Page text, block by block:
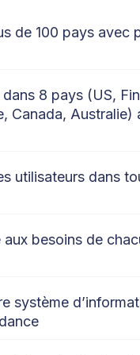
de 100 pays avec
8 pays (US,
Canada, Australie)
utilisateurs dans
besoins de
système